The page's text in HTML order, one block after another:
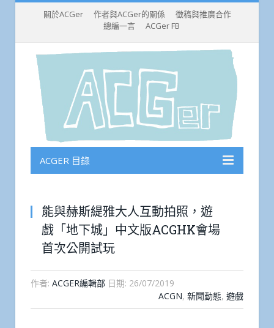
關於ACGer 作者與ACGer的關係
徵稿與推廣合作
總編一言
ACGer FB
ACGER 目錄
能與赫斯緹雅大人互動拍照，遊
戲「地下城」中文版ACGHK會場
首次公開試玩
作者: ACGER編輯部 日期: 26/07/2019
ACGN, 新聞動態, 遊戲